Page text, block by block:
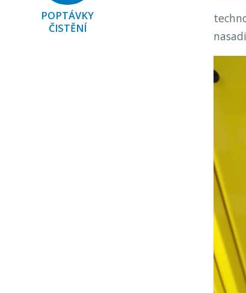
POPTÁVKY
ČISTĚNÍ